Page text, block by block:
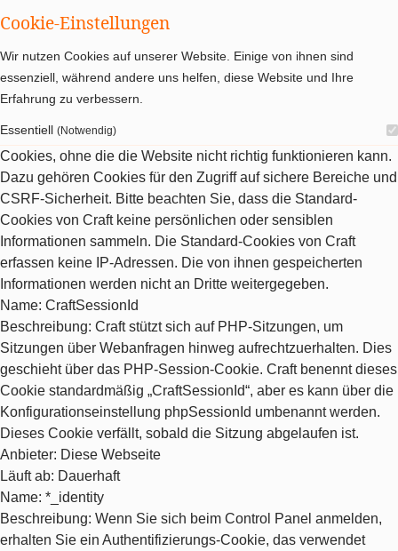
Cookie-Einstellungen
Wir nutzen Cookies auf unserer Website. Einige von ihnen sind
essenziell, während andere uns helfen, diese Website und Ihre
Erfahrung zu verbessern.
Essentiell (Notwendig)
Cookies, ohne die die Website nicht richtig funktionieren kann.
Dazu gehören Cookies für den Zugriff auf sichere Bereiche und
CSRF-Sicherheit. Bitte beachten Sie, dass die Standard-
Cookies von Craft keine persönlichen oder sensiblen
Informationen sammeln. Die Standard-Cookies von Craft
erfassen keine IP-Adressen. Die von ihnen gespeicherten
Informationen werden nicht an Dritte weitergegeben.
Name: CraftSessionId
Beschreibung: Craft stützt sich auf PHP-Sitzungen, um
Sitzungen über Webanfragen hinweg aufrechtzuerhalten. Dies
geschieht über das PHP-Session-Cookie. Craft benennt dieses
Cookie standardmäßig „CraftSessionId“, aber es kann über die
Konfigurationseinstellung phpSessionId umbenannt werden.
Dieses Cookie verfällt, sobald die Sitzung abgelaufen ist.
Anbieter: Diese Webseite
Läuft ab: Dauerhaft
Name: *_identity
Beschreibung: Wenn Sie sich beim Control Panel anmelden,
erhalten Sie ein Authentifizierungs-Cookie, das verwendet